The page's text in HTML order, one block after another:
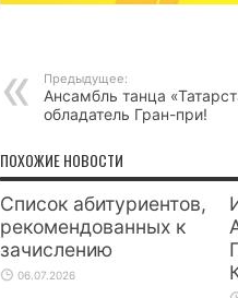
Предыдущее:
Ансамбль танца
обладатель Гран-при!
ПОХОЖИЕ НОВОСТИ
Список абитуриентов,
рекомендованных к
зачислению
06.07.2026